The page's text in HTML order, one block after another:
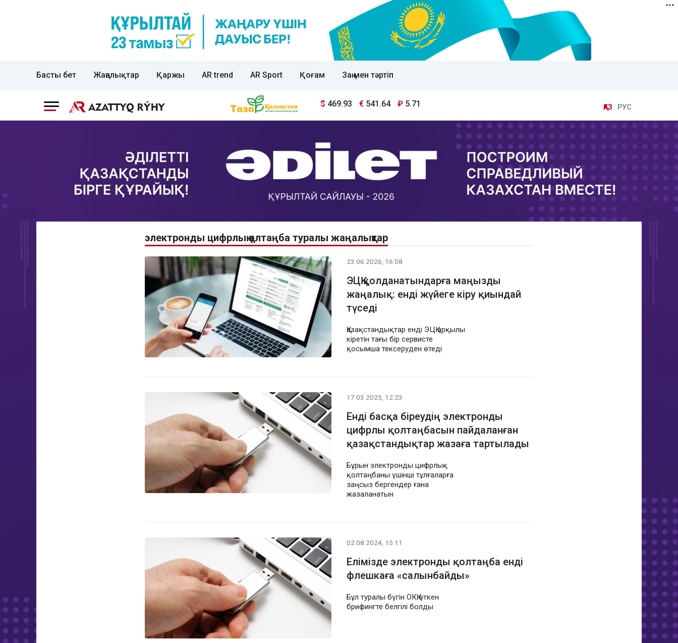
Басты бет Жаңалықтар Қаржы AR trend AR Sport Қоғам Заң мен тәртіп
$ 469.93 € 541.64 ₽ 5.71 ҚАЗ РУС
электронды цифрлық қолтаңба туралы жаңалықтар
23.06.2026, 16:58
ЭЦҚ қолданатындарға маңызды
жаңалық: енді жүйеге кіру қиындай
түседі
Қазақстандықтар енді ЭЦҚ арқылы
кіретін тағы бір сервисте
қосымша тексеруден өтеді
17.03.2025, 12:23
Енді басқа біреудің электронды
цифрлы қолтаңбасын пайдаланған
қазақстандықтар жазаға тартылады
Бұрын электронды цифрлық
қолтаңбаны үшінші тұлғаларға
заңсыз бергендер ғана
жазаланатын
02.08.2024, 15:11
Елімізде электронды қолтаңба енді
флешкаға «салынбайды»
Бұл туралы бүгін ОКҚ өткен
брифингте белгілі болды